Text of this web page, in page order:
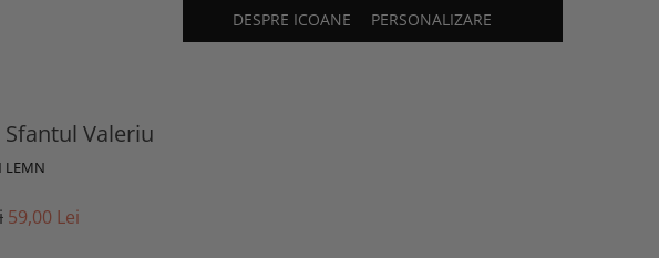
DESPRE ICOANE PERSONALIZARE
Sfantul Valeriu
LEMN
59,00 Lei